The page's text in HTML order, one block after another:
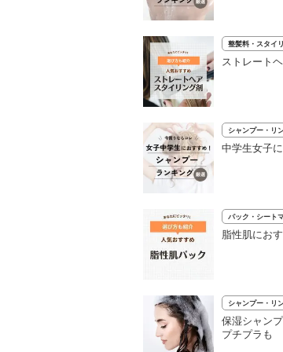
整髪料・スタイ
ストレート
シャンプー・リ
中学生女子
パック・シート
脂性肌にお
シャンプー・リ
保湿シャン
プチプラも